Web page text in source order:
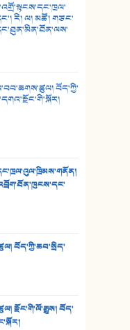
- ཟླ་སྒྲོན།
རི། ལ། མཚོ། གཙང་
བོད་ཀྱི་
བོད་ཀྱི་ཆབ་སྲིད་
རྫོང་གི་ལོ་རྒྱུས། བོད་